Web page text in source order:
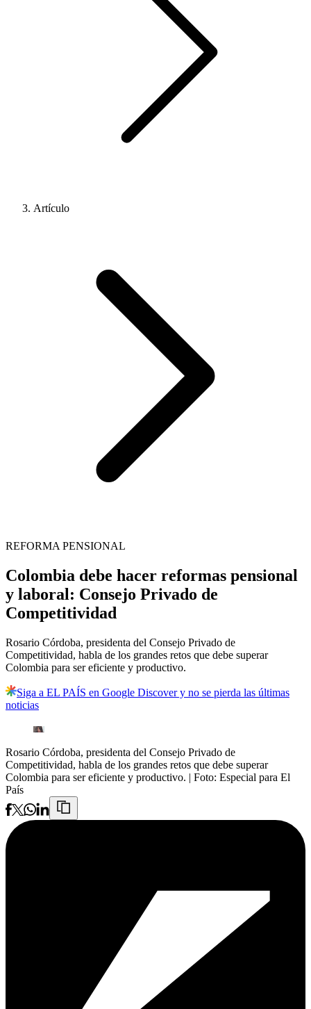
Artículo
REFORMA PENSIONAL
Colombia debe hacer reformas pensional
y laboral: Consejo Privado de
Competitividad
Rosario Córdoba, presidenta del Consejo Privado de
Competitividad, habla de los grandes retos que debe superar
Colombia para ser eficiente y productivo.
Siga a EL PAÍS en Google Discover y no se pierda las últimas
noticias
Rosario Córdoba, presidenta del Consejo Privado de
Competitividad, habla de los grandes retos que debe superar
Colombia para ser eficiente y productivo. | Foto: Especial para El
País